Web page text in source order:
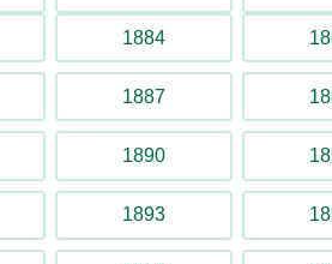
1884
1887
1890
1893
Attraktioner
Underhållning
År för år
Byggnader &